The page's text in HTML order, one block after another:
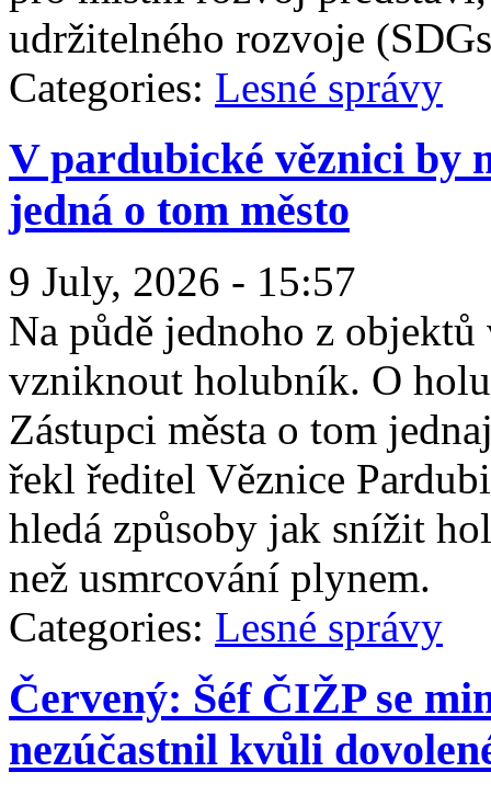
udržitelného rozvoje
Categories: Lesné správy
V pardubické věznici by
jedná o tom město
9 July, 2026 - 15:57
Na půdě jednoho z
vzniknout holubník. O
Zástupci města o tom
řekl ředitel Věznice
hledá způsoby jak snížit
než usmrcování plynem.
Categories: Lesné správy
Červený: Šéf ČIŽP se
nezúčastnil kvůli